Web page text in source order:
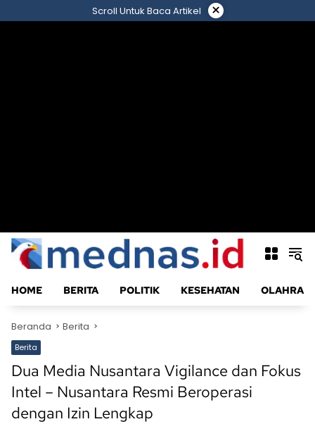
ke
Scroll Untuk Baca Artikel ×
HOME BERITA POLITIK KESEHATAN
Beranda Berita
Berita
Dua Media Nusantara Vigilance dan Fokus
Intel – Nusantara Resmi Beroperasi
dengan Izin Lengkap